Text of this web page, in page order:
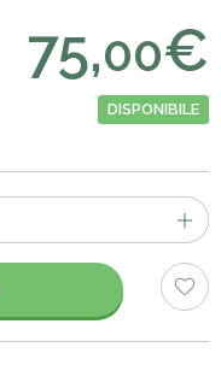
75,00€
DISPONIBILE